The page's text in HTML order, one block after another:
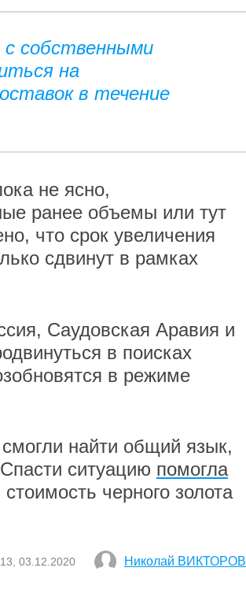
с собственными
на
в течение
не ясно,
ранее объемы или тут
что срок увеличения
сдвинут в рамках
Саудовская Аравия и
в поисках
в режиме
найти общий язык,
ситуацию помогла
черного золота
03.12.2020 Николай ВИКТОРОВ